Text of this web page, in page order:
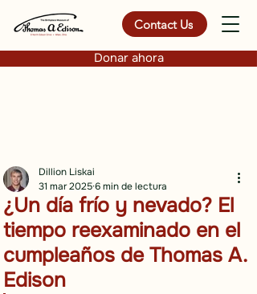
Contact Us
Donar ahora
¿Un día frío y nevado? El
tiempo reexaminado en el
cumpleaños de Thomas A.
Edison
Dillion Liskai
31 mar 20256 min de lectura